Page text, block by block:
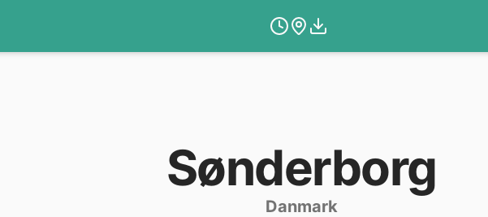
Sønderborg
Danmark